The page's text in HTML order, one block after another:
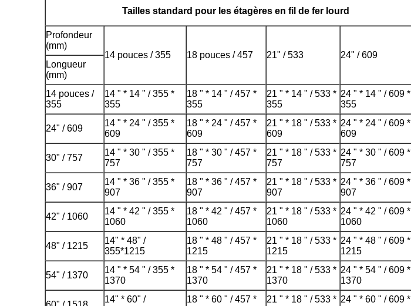
Tailles standard pour les étagères en fil de fer lourd
Profondeur
(mm)
14 pouces / 355
18 pouces / 457 21" / 533
24" / 609
Longueur
(mm)
14 pouces /
355
14 " * 14 " / 355 *
355
18 " * 14 " / 457 *
355
21 " * 14 " / 533 *
355
24 " * 14 " / 609 *
355
24" / 609
14 " * 24 " / 355 *
609
18 " * 24 " / 457 *
609
21 " * 18 " / 533 *
609
24 " * 24 " / 609 *
609
30" / 757
14 " * 30 " / 355 *
757
18 " * 30 " / 457 *
757
21 " * 18 " / 533 *
757
24 " * 30 " / 609 *
757
36" / 907
14 " * 36 " / 355 *
907
18 " * 36 " / 457 *
907
21 " * 18 " / 533 *
907
24 " * 36 " / 609 *
907
42" / 1060
14 " * 42 " / 355 *
1060
18 " * 42 " / 457 *
1060
21 " * 18 " / 533 *
1060
24 " * 42 " / 609 *
1060
48" / 1215
14" * 48" /
355*1215
18 " * 48 " / 457 *
1215
21 " * 18 " / 533 *
1215
24 " * 48 " / 609 *
1215
54" / 1370
14 " * 54 " / 355 *
1370
18 " * 54 " / 457 *
1370
21 " * 18 " / 533 *
1370
24 " * 54 " / 609 *
1370
14" * 60" /
18 " * 60 " / 457 *
21 " * 18 " / 533 * 24 " * 60 " / 609 *